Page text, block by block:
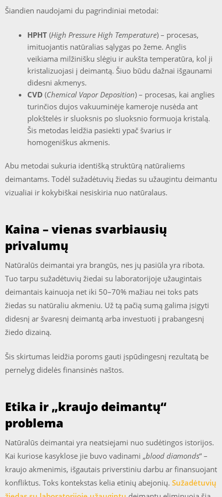
Šiandien naudojami du pagrindiniai metodai:
HPHT (High Pressure High Temperature) – procesas,
imituojantis natūralias sąlygas po žeme. Anglis
veikiama milžinišku slėgiu ir aukšta temperatūra, kol ji
kristalizuojasi į deimantą. Šiuo būdu dažnai išgaunami
didesni akmenys.
CVD (Chemical Vapor Deposition) – procesas, kai anglies
turinčios dujos vakuuminėje kameroje nusėda ant
plokštelės ir sluoksnis po sluoksnio formuoja kristalą.
Šis metodas leidžia pasiekti ypač švarius ir
homogeniškus akmenis.
Abu metodai sukuria identišką struktūrą natūraliems
deimantams. Todėl sužadėtuvių žiedas su užaugintu deimantu
vizualiai ir kokybiškai nesiskiria nuo natūralaus.
Kaina – vienas svarbiausių
privalumų
Natūralūs deimantai yra brangūs, nes jų pasiūla yra ribota.
Tuo tarpu sužadėtuvių žiedai su laboratorijoje užaugintais
deimantais kainuoja net iki 50–70% mažiau nei toks pats
žiedas su natūraliu akmeniu. Už tą pačią sumą galima įsigyti
didesnį ar švaresnį deimantą arba investuoti į prabangesnį
žiedo dizainą.
Šis skirtumas leidžia poroms gauti įspūdingesnį rezultatą be
pernelyg didelės finansinės naštos.
Etika ir „kraujo deimantų“
problema
Natūralūs deimantai yra neatsiejami nuo sudėtingos istorijos.
Kai kuriose kasyklose jie buvo vadinami „blood diamonds“ –
kraujo akmenimis, išgautais priverstiniu darbu ar finansuojant
konfliktus. Toks kontekstas kelia etinių abejonių. Sužadėtuvių